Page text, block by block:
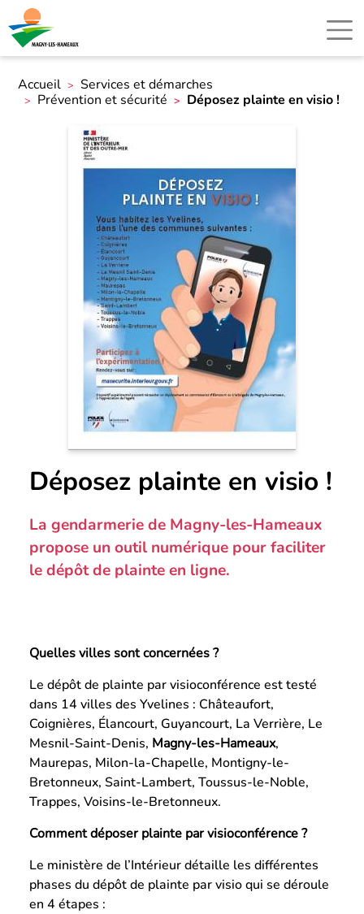
Accueil
Services et démarches
Prévention et sécurité
Déposez plainte en visio !
Déposez plainte en visio !
La gendarmerie de Magny-les-Hameaux
propose un outil numérique pour faciliter
le dépôt de plainte en ligne.
Quelles villes sont concernées ?
Le dépôt de plainte par visioconférence est testé
dans 14 villes des Yvelines : Châteaufort,
Coignières, Élancourt, Guyancourt, La Verrière, Le
Mesnil-Saint-Denis, Magny-les-Hameaux,
Maurepas, Milon-la-Chapelle, Montigny-le-
Bretonneux, Saint-Lambert, Toussus-le-Noble,
Trappes, Voisins-le-Bretonneux.
Comment déposer plainte par visioconférence ?
Le ministère de l’Intérieur détaille les différentes
phases du dépôt de plainte par visio qui se déroule
en 4 étapes :